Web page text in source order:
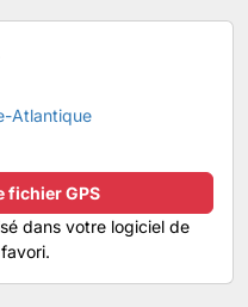
Atlantique
fichier GPS
dans votre logiciel de